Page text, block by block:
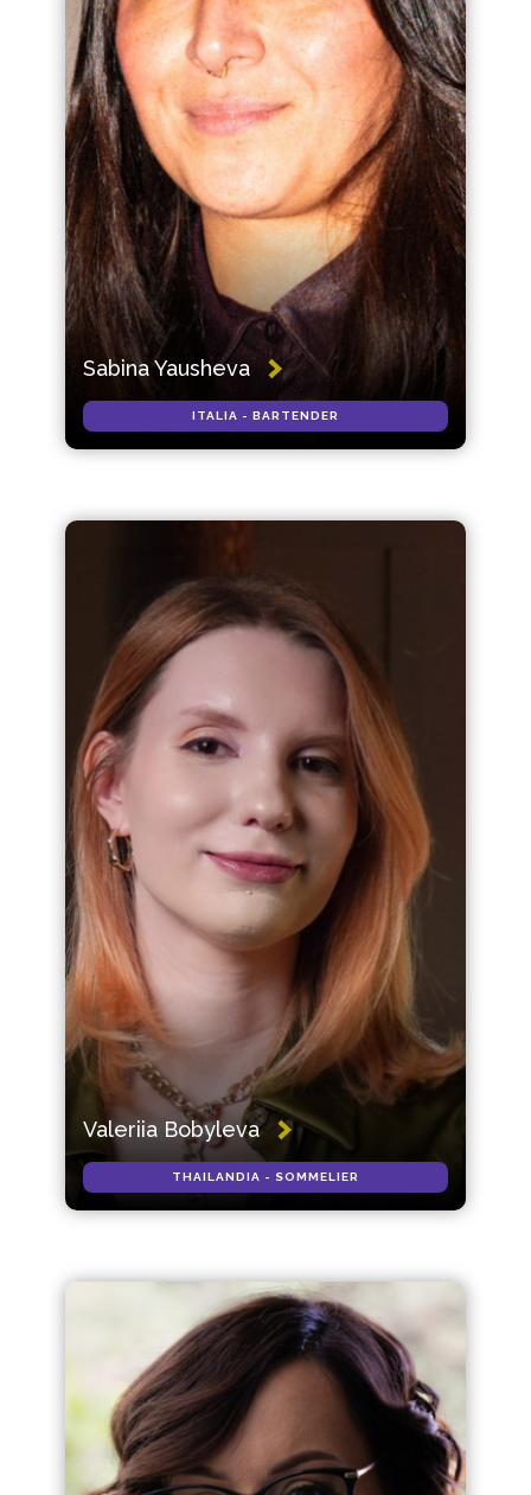
Sabina Yausheva
ITALIA - BARTENDER
Valeriia Bobyleva
THAILANDIA - SOMMELIER